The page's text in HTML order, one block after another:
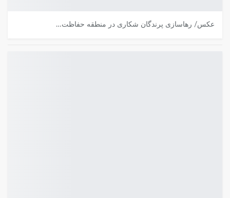
عکس/ رهاسازی پرندگان شکاری در منطقه حفاظت…